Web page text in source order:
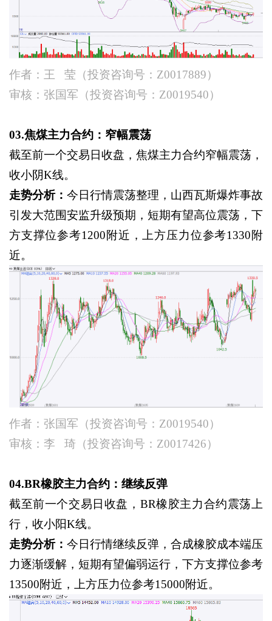
作者：王
莹（投资咨询号：Z0017889）
审核：张国军（投资咨询号： Z0019540）
03.焦煤主力合约：窄幅震荡
截至前一个交易日收盘，焦煤主力合约窄幅震荡，
收小阴K线。
走势分析： 今日行情震荡整理，山西瓦斯爆炸事故
引发大范围安监升级预期，短期有望高位震荡，下
方支撑位参考1200附近，上方压力位参考1330附
近。
作者：张国军（投资咨询号： Z0019540）
审核：李
琦（投资咨询号： Z0017426）
04.BR橡胶主力合约：继续反弹
截至前一个交易日收盘， BR橡胶主力合约震荡上
行，收小阳K线。
走势分析： 今日行情继续反弹，合成橡胶成本端压
力逐渐缓解，短期有望偏弱运行，下方支撑位参考
13500附近，上方压力位参考15000附近。